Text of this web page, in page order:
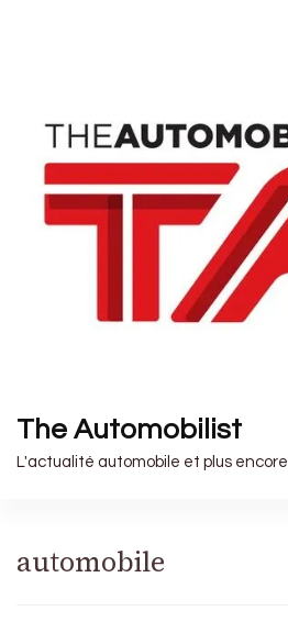
The Automobilist
L'actualité automobile et plus encore
automobile